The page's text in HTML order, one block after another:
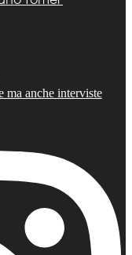
ma anche interviste